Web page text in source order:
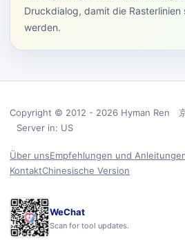
Druckdialog, damit die
werden.
Copyright © 2012 - 2026 Hyman Ren
Server in: US
Über unsEmpfehlungen und
KontaktChinesische Version
WeChat
Scan for tool updates.